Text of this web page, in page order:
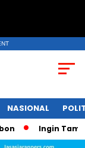
NASIONAL
Ingin Tampil di